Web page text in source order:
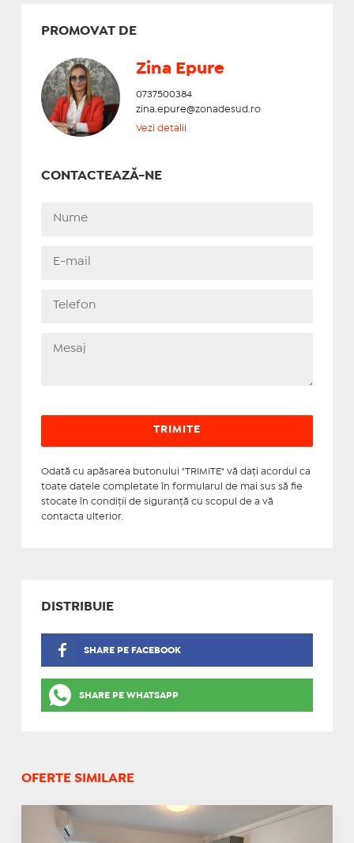
PROMOVAT DE
Zina Epure
0737500384
zina.epure@zonadesud.ro
Vezi detalii
CONTACTEAZĂ-NE
Odată cu apăsarea butonului "TRIMITE" vă daţi acordul ca
toate datele completate în formularul de mai sus să fie
stocate în condiţii de siguranţă cu scopul de a vă
contacta ulterior.
DISTRIBUIE
SHARE PE FACEBOOK
SHARE PE WHATSAPP
OFERTE SIMILARE